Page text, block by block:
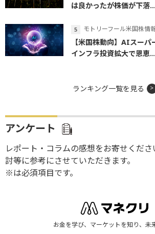
は良かったが株価が下落...
モトリーフール米国株情
【米国株動向】AIスー
インフラ投資拡大で恩恵...
ランキング一覧を見る
アンケート
レポート・コラムの感想をお寄せくだ
討等に参考にさせていただきます。
※は必須項目です。
お金を学び、マーケットを知り、未